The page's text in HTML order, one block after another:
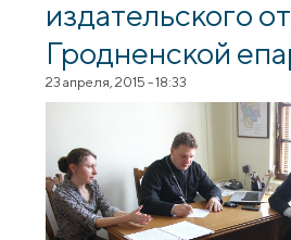
издательского
Гродненской
23 апреля, 2015 - 18:33